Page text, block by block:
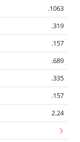
.1063
.319
.157
.689
.335
.157
2.24